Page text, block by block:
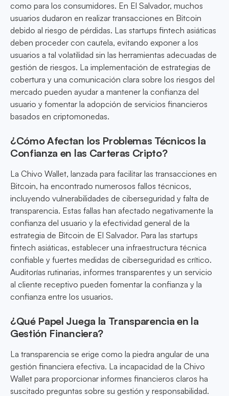
como para los consumidores. En El Salvador, muchos
usuarios dudaron en realizar transacciones en Bitcoin
debido al riesgo de pérdidas. Las startups fintech asiáticas
deben proceder con cautela, evitando exponer a los
usuarios a tal volatilidad sin las herramientas adecuadas de
gestión de riesgos. La implementación de estrategias de
cobertura y una comunicación clara sobre los riesgos del
mercado pueden ayudar a mantener la confianza del
usuario y fomentar la adopción de servicios financieros
basados en criptomonedas.
¿Cómo Afectan los Problemas Técnicos la
Confianza en las Carteras Cripto?
La Chivo Wallet, lanzada para facilitar las transacciones en
Bitcoin, ha encontrado numerosos fallos técnicos,
incluyendo vulnerabilidades de ciberseguridad y falta de
transparencia. Estas fallas han afectado negativamente la
confianza del usuario y la efectividad general de la
estrategia de Bitcoin de El Salvador. Para las startups
fintech asiáticas, establecer una infraestructura técnica
confiable y fuertes medidas de ciberseguridad es crítico.
Auditorías rutinarias, informes transparentes y un servicio
al cliente receptivo pueden fomentar la confianza y la
confianza entre los usuarios.
¿Qué Papel Juega la Transparencia en la
Gestión Financiera?
La transparencia se erige como la piedra angular de una
gestión financiera efectiva. La incapacidad de la Chivo
Wallet para proporcionar informes financieros claros ha
suscitado preguntas sobre su gestión y responsabilidad.